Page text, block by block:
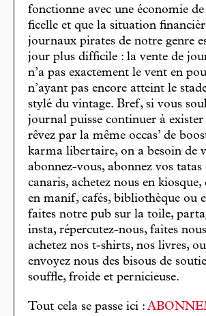
fonctionne avec une économie
ficelle et que la situation
journaux pirates de notre genre
jour plus difficile : la vente de
n’a pas exactement le vent en
n’ayant pas encore atteint le
stylé du vintage. Bref, si vous
journal puisse continuer à exister
rêvez par la même occas’ de
karma libertaire, on a besoin de
abonnez-vous, abonnez vos tatas
canaris, achetez nous en
en manif, cafés, bibliothèque ou
faites notre pub sur la toile,
insta, répercutez-nous, faites
achetez nos t-shirts, nos livres,
envoyez nous des bisous de
souffle, froide et pernicieuse.
Tout cela se passe ici :